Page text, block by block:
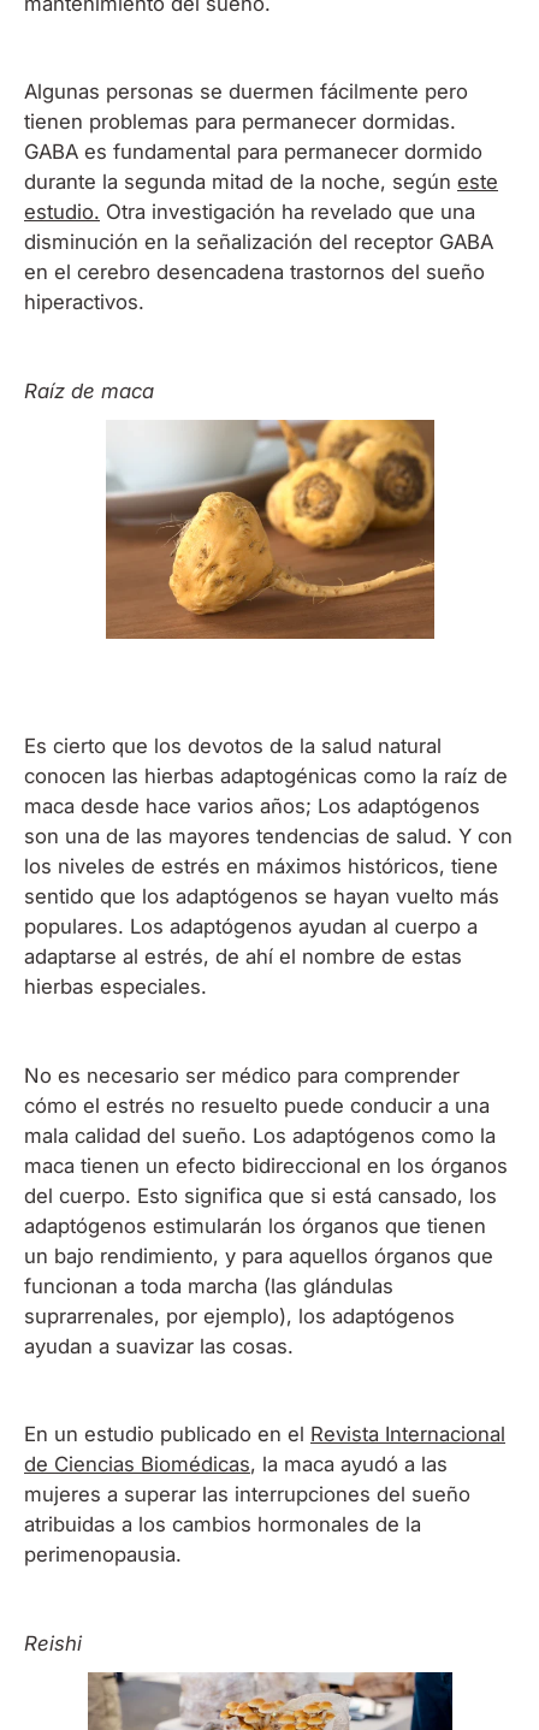
Algunas personas se duermen fácilmente pero
tienen problemas para permanecer dormidas.
GABA es fundamental para permanecer dormido
durante la segunda mitad de la noche, según este
estudio. Otra investigación ha revelado que una
disminución en la señalización del receptor GABA
en el cerebro desencadena trastornos del sueño
hiperactivos.
Raíz de maca
Es cierto que los devotos de la salud natural
conocen las hierbas adaptogénicas como la raíz de
maca desde hace varios años; Los adaptógenos
son una de las mayores tendencias de salud. Y con
los niveles de estrés en máximos históricos, tiene
sentido que los adaptógenos se hayan vuelto más
populares. Los adaptógenos ayudan al cuerpo a
adaptarse al estrés, de ahí el nombre de estas
hierbas especiales.
No es necesario ser médico para comprender
cómo el estrés no resuelto puede conducir a una
mala calidad del sueño. Los adaptógenos como la
maca tienen un efecto bidireccional en los órganos
del cuerpo. Esto significa que si está cansado, los
adaptógenos estimularán los órganos que tienen
un bajo rendimiento, y para aquellos órganos que
funcionan a toda marcha (las glándulas
suprarrenales, por ejemplo), los adaptógenos
ayudan a suavizar las cosas.
En un estudio publicado en el Revista Internacional
de Ciencias Biomédicas, la maca ayudó a las
mujeres a superar las interrupciones del sueño
atribuidas a los cambios hormonales de la
perimenopausia.
Reishi